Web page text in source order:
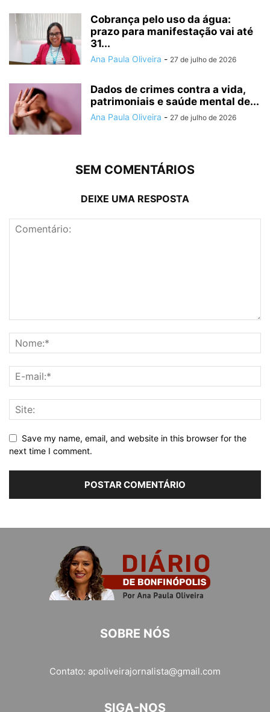
Cobrança pelo uso da água:
prazo para manifestação vai até
31...
Ana Paula Oliveira - 27 de julho de 2026
Dados de crimes contra a vida,
patrimoniais e saúde mental de...
Ana Paula Oliveira - 27 de julho de 2026
SEM COMENTÁRIOS
DEIXE UMA RESPOSTA
Save my name, email, and website in this browser for the
next time I comment.
SOBRE NÓS
Contato: apoliveirajornalista@gmail.com
SIGA-NOS